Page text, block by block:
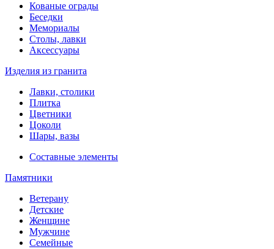
Кованые ограды
Беседки
Мемориалы
Столы, лавки
Аксессуары
Изделия из гранита
Лавки, столики
Плитка
Цветники
Цоколи
Шары, вазы
Составные элементы
Памятники
Ветерану
Детские
Женщине
Мужчине
Семейные